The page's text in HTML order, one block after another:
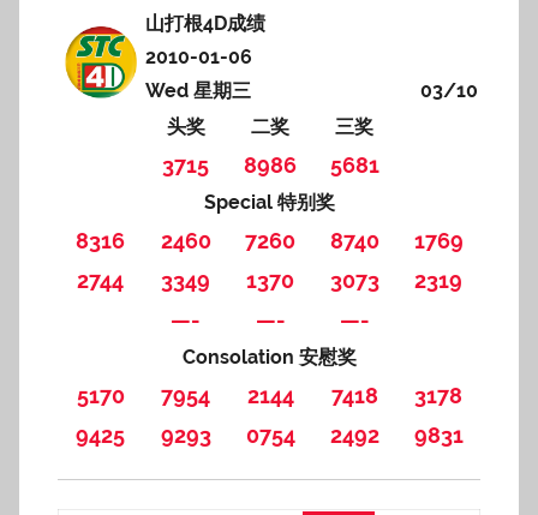
山打根4D成绩
2010-01-06
Wed 星期三
03/10
头奖
二奖 三奖
3715 8986 5681
Special 特别奖
8316 2460 7260 8740
1769
2744
3349 1370 3073
2319
—-
—- —-
Consolation 安慰奖
5170 7954 2144 7418
3178
9425
9293 0754 2492 9831